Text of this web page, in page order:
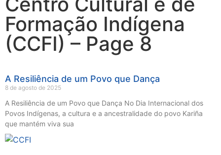
Formação Indígena
(CCFI) – Page 8
A Resiliência de um Povo que Dança
8 de agosto de 2025
A Resiliência de um Povo que Dança No Dia Internacional dos
Povos Indígenas, a cultura e a ancestralidade do povo Kariña
que mantém viva sua